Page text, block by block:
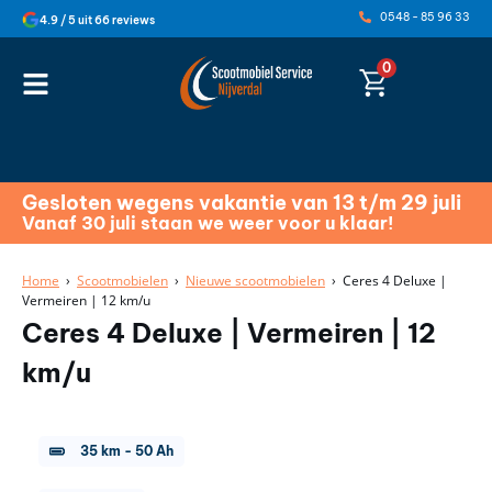
4.9 / 5 uit 66 reviews 0548 - 85 96 33
0
Gesloten wegens vakantie van 13 t/m 29 juli
Vanaf 30 juli staan we weer voor u klaar!
Home › Scootmobielen › Nieuwe scootmobielen › Ceres 4 Deluxe |
Vermeiren | 12 km/u
Ceres 4 Deluxe | Vermeiren | 12
km/u
35 km - 50 Ah